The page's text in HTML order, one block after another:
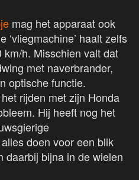
mag het apparaat ook
‘vliegmachine’ haalt zelfs
h. Misschien valt dat
met naverbrander,
optische functie.
rijden met zijn Honda
Hij heeft nog het
doen voor een blik
daarbij bijna in de wielen